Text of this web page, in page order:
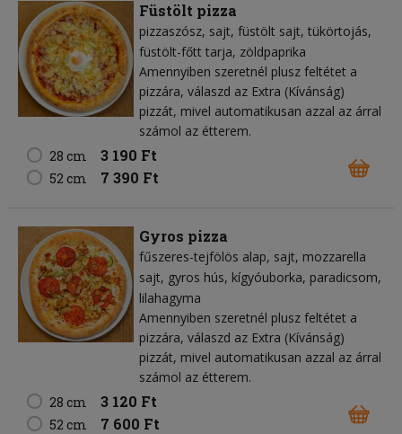
Füstölt pizza
pizzaszósz sajt füstölt sajt tükörtojás
füstölt-főtt tarja zöldpaprika
Amennyiben szeretnél plusz feltétet a
pizzára, válaszd az Extra (Kívánság)
pizzát, mivel automatikusan azzal az árral
számol az étterem.
28 cm
3 190 Ft
52 cm 7 390 Ft
Gyros pizza
fűszeres-tejfölös alap sajt mozzarella
sajt gyros hús kígyóuborka paradicsom
lilahagyma
Amennyiben szeretnél plusz feltétet a
pizzára, válaszd az Extra (Kívánság)
pizzát, mivel automatikusan azzal az árral
számol az étterem.
28 cm
3 120 Ft
52 cm 7 600 Ft